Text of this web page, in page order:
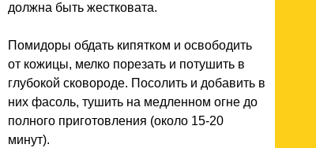
должна быть жестковата.
Помидоры обдать кипятком и освободить
от кожицы, мелко порезать и потушить в
глубокой сковороде. Посолить и добавить в
них фасоль, тушить на медленном огне до
полного приготовления (около 15-20
минут).